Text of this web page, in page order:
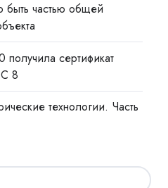
частью общей
сертификат
8
технологии. Часть